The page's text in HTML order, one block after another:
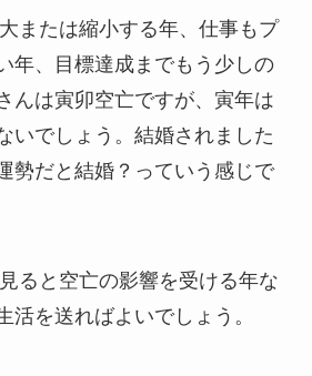
または縮小する年、仕事もプ
年、目標達成までもう少しの
んは寅卯空亡ですが、寅年は
いでしょう。結婚されました
勢だと結婚？っていう感じで
ると空亡の影響を受ける年な
活を送ればよいでしょう。